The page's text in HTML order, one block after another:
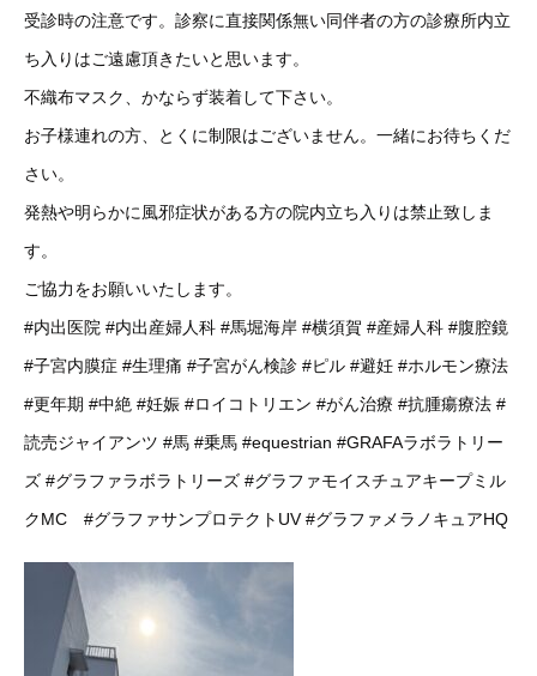
受診時の注意です。診察に直接関係無い同伴者の方の診療所内立
ち入りはご遠慮頂きたいと思います。
不織布マスク、かならず装着して下さい。
お子様連れの方、とくに制限はございません。一緒にお待ちくだ
さい。
発熱や明らかに風邪症状がある方の院内立ち入りは禁止致しま
す。
ご協力をお願いいたします。
#内出医院 #内出産婦人科 #馬堀海岸 #横須賀 #産婦人科 #腹腔鏡
#子宮内膜症 #生理痛 #子宮がん検診 #ピル #避妊 #ホルモン療法
#更年期 #中絶 #妊娠 #ロイコトリエン #がん治療 #抗腫瘍療法 #
読売ジャイアンツ #馬 #乗馬 #equestrian #GRAFAラボラトリー
ズ #グラファラボラトリーズ #グラファモイスチュアキープミル
クMC
#グラファサンプロテクトUV #グラファメラノキュアHQ